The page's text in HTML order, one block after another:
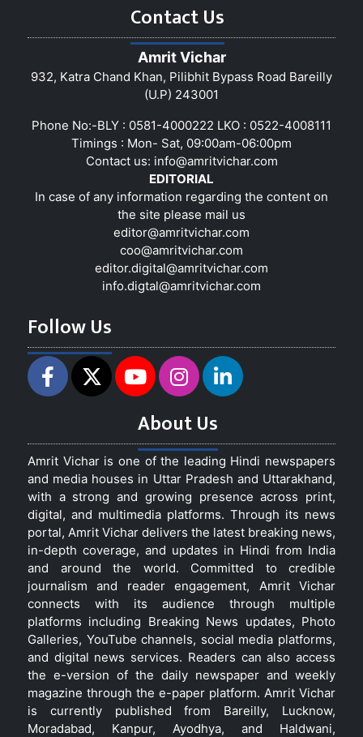
Contact Us
Amrit Vichar
932, Katra Chand Khan, Pilibhit Bypass Road Bareilly
(U.P) 243001
Phone No:-BLY : 0581-4000222 LKO : 0522-4008111
Timings : Mon- Sat, 09:00am-06:00pm
Contact us: info@amritvichar.com
EDITORIAL
In case of any information regarding the content on
the site please mail us
editor@amritvichar.com
coo@amritvichar.com
editor.digital@amritvichar.com
info.digtal@amritvichar.com
Follow Us
About Us
Amrit Vichar is one of the leading Hindi newspapers
and media houses in Uttar Pradesh and Uttarakhand,
with a strong and growing presence across print,
digital, and multimedia platforms. Through its news
portal, Amrit Vichar delivers the latest breaking news,
in-depth coverage, and updates in Hindi from India
and around the world. Committed to credible
journalism and reader engagement, Amrit Vichar
connects with its audience through multiple
platforms including Breaking News updates, Photo
Galleries, YouTube channels, social media platforms,
and digital news services. Readers can also access
the e-version of the daily newspaper and weekly
magazine through the e-paper platform. Amrit Vichar
is currently published from Bareilly, Lucknow,
Moradabad, Kanpur, Ayodhya, and Haldwani,